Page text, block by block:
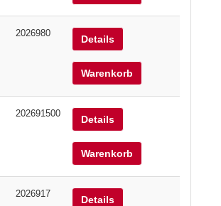
2026980
Details
Warenkorb
202691500
Details
Warenkorb
2026917
Details